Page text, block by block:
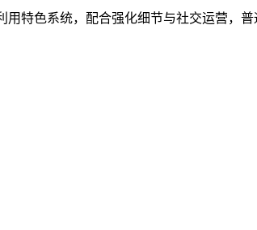
用特色系统，配合强化细节与社交运营，